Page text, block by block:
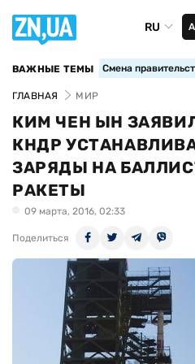
RU
ВАЖНЫЕ ТЕМЫ Смена
ГЛАВНАЯ МИР
КИМ ЧЕН ЫН
КНДР
ЗАРЯДЫ НА
РАКЕТЫ
09 марта, 2016, 02:33
Поделиться